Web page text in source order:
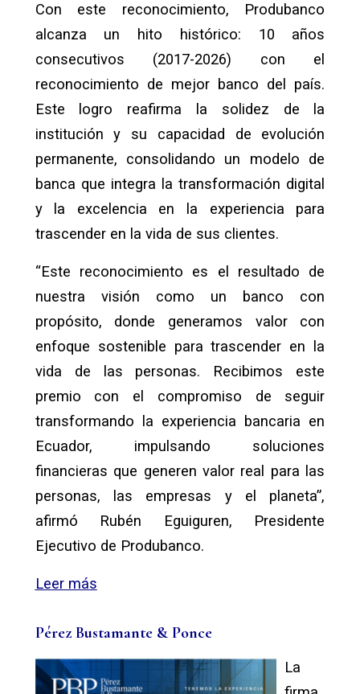
Con este reconocimiento, Produbanco
alcanza un hito histórico: 10 años
consecutivos (2017-2026) con el
reconocimiento de mejor banco del país.
Este logro reafirma la solidez de la
institución y su capacidad de evolución
permanente, consolidando un modelo de
banca que integra la transformación digital
y la excelencia en la experiencia para
trascender en la vida de sus clientes.
“Este reconocimiento es el resultado de
nuestra visión como un banco con
propósito, donde generamos valor con
enfoque sostenible para trascender en la
vida de las personas. Recibimos este
premio con el compromiso de seguir
transformando la experiencia bancaria en
Ecuador, impulsando soluciones
financieras que generen valor real para las
personas, las empresas y el planeta”,
afirmó Rubén Eguiguren, Presidente
Ejecutivo de Produbanco.
Leer más
Pérez Bustamante & Ponce
La